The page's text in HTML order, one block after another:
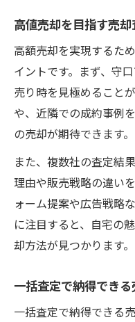
高値売却を目指す売
高額売却を実現するた
イントです。まず、守
売り時を見極めること
や、近隣での成約事例
の売却が期待できます。
また、複数社の査定結
理由や販売戦略の違い
ォーム提案や広告戦略
に注目すると、自宅の
却方法が見つかります。
一括査定で納得でき
一括査定で納得できる